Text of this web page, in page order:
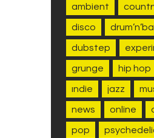
ambient
disco
dubstep
grunge hip hop
indie jazz
news online
pop